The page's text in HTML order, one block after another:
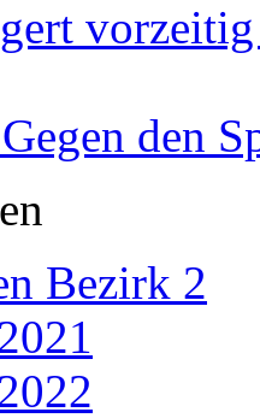
den
Bezirk 2